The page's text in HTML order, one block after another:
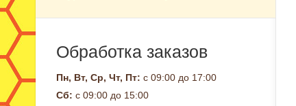
Обработка заказов
Пн, Вт, Ср, Чт, Пт: с 09:00 до 17:00
Сб: с 09:00 до 15:00